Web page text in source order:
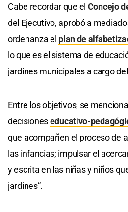
Cabe recordar que el Concejo
del Ejecutivo, aprobó a
ordenanza el plan de
lo que es el sistema de
jardines municipales a cargo
Entre los objetivos, se
decisioneseducativo-
que acompañen el proceso de
las infancias; impulsar el
y escrita en las niñas y niños
jardines”.